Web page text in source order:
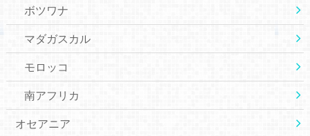
ボツワナ
マダガスカル
モロッコ
南アフリカ
オセアニア